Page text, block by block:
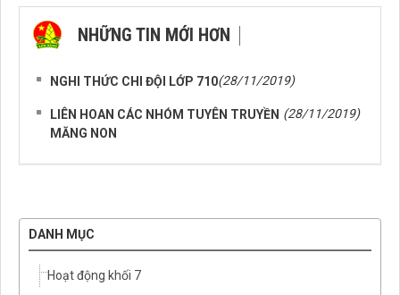
NHỮNG TIN MỚI HƠN
NGHI THỨC CHI ĐỘI LỚP 710(28/11/2019)
LIÊN HOAN CÁC NHÓM TUYÊN TRUYỀN
MĂNG NON
(28/11/2019)
DANH MỤC
Hoạt động khối 7